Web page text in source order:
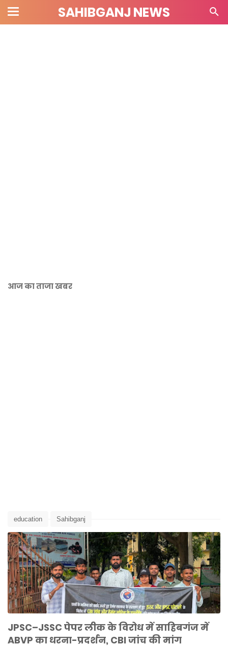
SAHIBGANJ NEWS
आज का ताजा खबर
education Sahibganj
JPSC–JSSC पेपर लीक के विरोध में साहिबगंज में
ABVP का धरना-प्रदर्शन, CBI जांच की मांग